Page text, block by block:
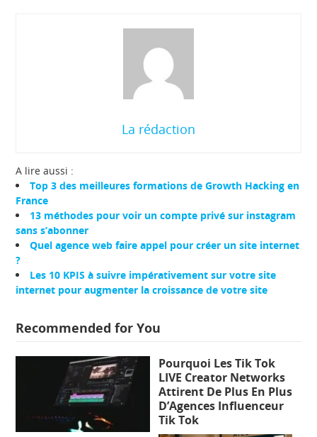
La rédaction
A lire aussi :
Top 3 des meilleures formations de Growth Hacking en
France
13 méthodes pour voir un compte privé sur instagram
sans s’abonner
Quel agence web faire appel pour créer un site internet
?
Les 10 KPIS à suivre impérativement sur votre site
internet pour augmenter la croissance de votre site
Recommended for You
Pourquoi Les Tik Tok
LIVE Creator Networks
Attirent De Plus En Plus
D’Agences Influenceur
Tik Tok